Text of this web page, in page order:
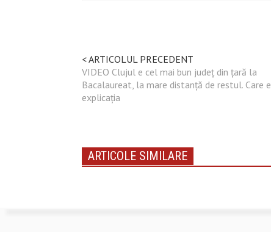
< ARTICOLUL PRECEDENT
VIDEO Clujul e cel mai bun județ din țară la
Bacalaureat, la mare distanță de restul. Care e
explicația
ARTICOLE SIMILARE